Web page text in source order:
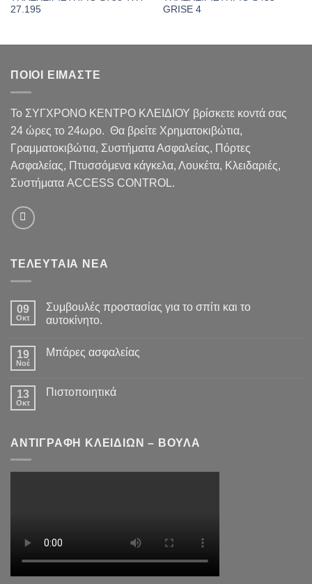
27.195
GRISE 4
ΠΟΙΟΙ ΕΙΜΑΣΤΕ
Το ΣΥΓΧΡΟΝΟ ΚΕΝΤΡΟ ΚΛΕΙΔΙΟΥ βρίσκετε κοντά σας
24 ώρες το 24ωρο. Θα βρείτε Χρηματοκιβώτια,
Γραμματοκιβώτια, Συστήματα Ασφαλείας, Πόρτες
Ασφαλείας, Πτυσσόμενα κάγκελα, Λουκέτα, Κλειδαριές,
Συστήματα ACCESS CONTROL.
ΤΕΛΕΥΤΑΙΑ ΝΕΑ
09
Οκτ
Συμβουλές προστασίας για το σπίτι και το
αυτοκίνητο.
19
Νοέ
Μπάρες ασφαλείας
13
Οκτ
Πιστοποιητικά
ΑΝΤΙΓΡΑΦΗ ΚΛΕΙΔΙΩΝ – ΒΟΥΛΑ